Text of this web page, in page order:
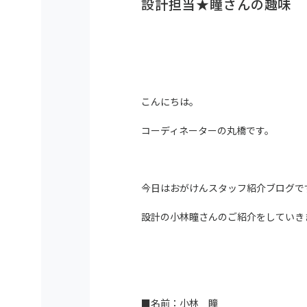
設計担当★瞳さんの趣味
こんにちは。
コーディネーターの丸橋です。
今日はおがけんスタッフ紹介ブログ
設計の小林瞳さんのご紹介をしてい
■名前：小林 瞳